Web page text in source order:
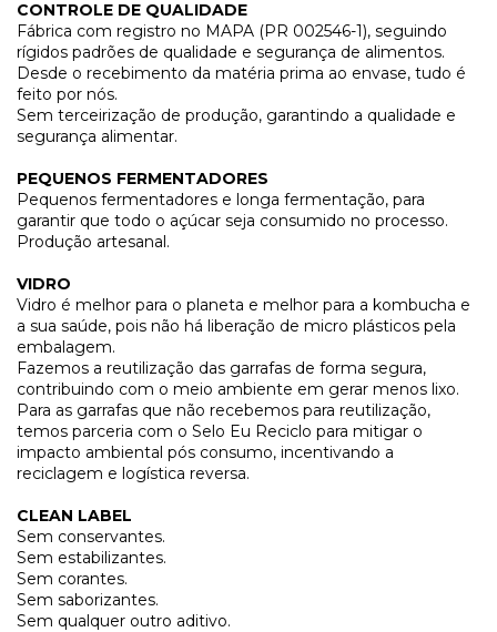
CONTROLE DE QUALIDADE
Fábrica com registro no MAPA (PR 002546-1), seguindo
rígidos padrões de qualidade e segurança de alimentos.
Desde o recebimento da matéria prima ao envase, tudo é
feito por nós.
Sem terceirização de produção, garantindo a qualidade e
segurança alimentar.
PEQUENOS FERMENTADORES
Pequenos fermentadores e longa fermentação, para
garantir que todo o açúcar seja consumido no processo.
Produção artesanal.
VIDRO
Vidro é melhor para o planeta e melhor para a kombucha e
a sua saúde, pois não há liberação de micro plásticos pela
embalagem.
Fazemos a reutilização das garrafas de forma segura,
contribuindo com o meio ambiente em gerar menos lixo.
Para as garrafas que não recebemos para reutilização,
temos parceria com o Selo Eu Reciclo para mitigar o
impacto ambiental pós consumo, incentivando a
reciclagem e logística reversa.
CLEAN LABEL
Sem conservantes.
Sem estabilizantes.
Sem corantes.
Sem saborizantes.
Sem qualquer outro aditivo.